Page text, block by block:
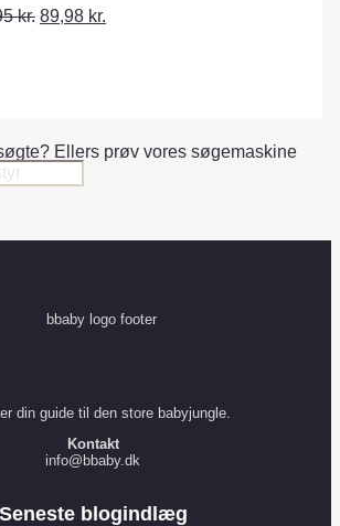
kr. 89,98 kr.
Ellers prøv vores søgemaskine
din guide til den store babyjungle.
Kontakt
info@bbaby.dk
Seneste blogindlæg